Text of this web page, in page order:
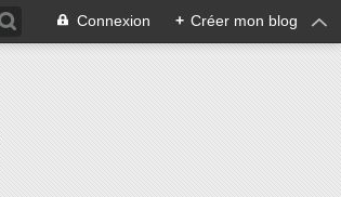
Connexion + Créer mon blog